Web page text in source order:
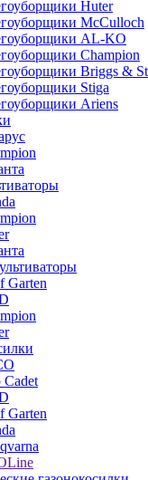
Huter
McCulloch
AL-KO
Champion
Briggs &
Stiga
Ariens
Garten
Cadet
Garten